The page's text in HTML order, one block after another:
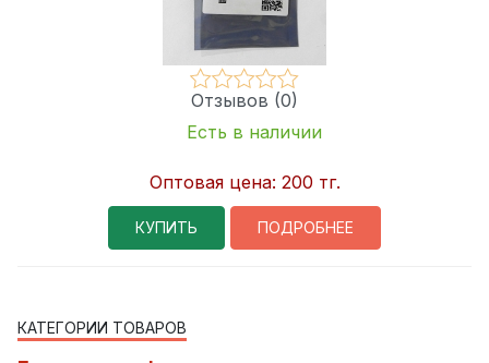
Отзывов (0)
Есть в наличии
Оптовая цена: 200 тг.
КУПИТЬ ПОДРОБНЕЕ
КАТЕГОРИИ ТОВАРОВ